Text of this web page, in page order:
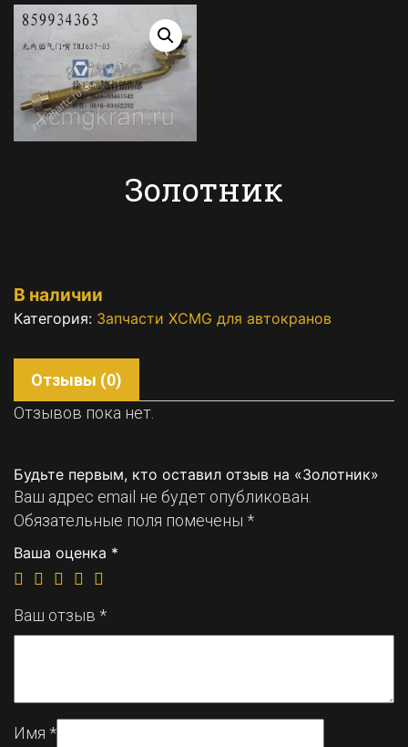
Золотник
В наличии
Категория: Запчасти XCMG для автокранов
Отзывы (0)
Отзывов пока нет.
Будьте первым, кто оставил отзыв на «Золотник»
Ваш адрес email не будет опубликован.
Обязательные поля помечены *
Ваша оценка *
Ваш отзыв *
Имя *